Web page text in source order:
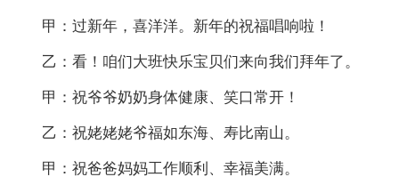
甲：过新年，喜洋洋。新年的祝福唱响啦！
乙：看！咱们大班快乐宝贝们来向我们拜年了。
甲：祝爷爷奶奶身体健康、笑口常开！
乙：祝姥姥姥爷福如东海、寿比南山。
甲：祝爸爸妈妈工作顺利、幸福美满。